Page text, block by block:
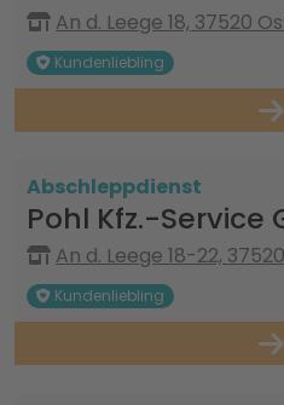
An d. Leege 18, 37520
Kundenliebling
Abschleppdienst
Pohl Kfz.-Service
An d. Leege 18-22,
Kundenliebling